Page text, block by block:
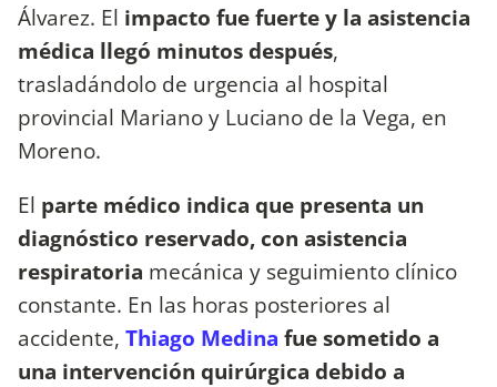
Álvarez. El impacto fue fuerte y la asistencia
médica llegó minutos después,
trasladándolo de urgencia al hospital
provincial Mariano y Luciano de la Vega, en
Moreno.
El parte médico indica que presenta un
diagnóstico reservado, con asistencia
respiratoria mecánica y seguimiento clínico
constante. En las horas posteriores al
accidente, Thiago Medina fue sometido a
una intervención quirúrgica debido a